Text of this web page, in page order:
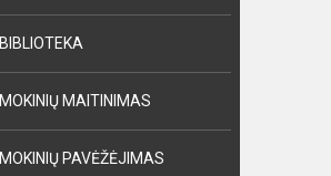
BIBLIOTEKA
MOKINIŲ MAITINIMAS
MOKINIŲ PAVĖŽĖJIMAS